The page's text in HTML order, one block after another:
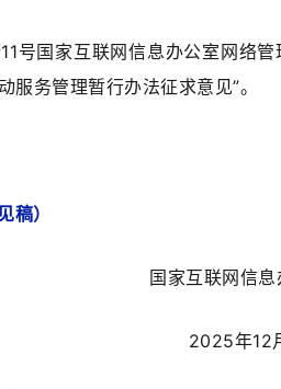
号国家互联网信息办公室网络管
务管理暂行办法征求意见”。
稿）
国家互联网信息
2025年12